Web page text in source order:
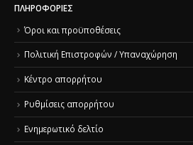
ΠΛΗΡΟΦΟΡΊΕΣ
Όροι και προϋποθέσεις
Πολιτική Επιστροφών / Υπαναχώρηση
Κέντρο απορρήτου
Ρυθμίσεις απορρήτου
Ενημερωτικό δελτίο